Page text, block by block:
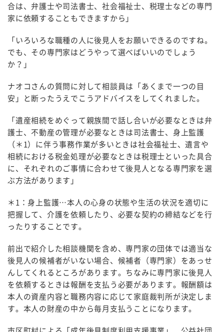
合は、弁護士や司法書士、社会福祉士、税理士などの専門
家に依頼することもできますから」
「いろいろな職種の人に後見人をお願いできるのですね。
でも、その専門家はどうやって選べばいいのでしょう
か？」
ナオコさんの質問に対して相談員は「あくまで一つの目
安」と断ったうえでこうアドバイスをしてくれました。
「遺産相続をめぐって親族間で話し合いが必要なときは弁
護士、不動産の管理が必要なときは司法書士、身上監護
（＊1）に伴う事務作業が多いときは社会福祉士、遺言や
相続における税金処理が必要なときは税理士といった具合
に、それぞれのご事情に合わせて後見人となる専門家を選
ぶ方法があります」
＊1：身上監護…本人の心身の状態や生活の状況を適切に
把握して、介護を依頼したり、必要な契約の締結などを行
ったりすることです。
前出で紹介した相談機関を含め、専門家の団体では適当な
後見人の候補者がいない場合、候補者（専門家）をあっせ
んしてくれるところがあります。ちなみに専門家に後見人
を依頼するときは報酬を支払う必要があります。報酬額は
本人の資産内容と職務内容に応じて家庭裁判所が決定しま
す。本人の財産の中から毎月支払うことになります。